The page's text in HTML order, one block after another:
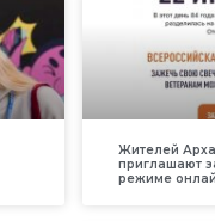
Жителей
приглашают
режиме